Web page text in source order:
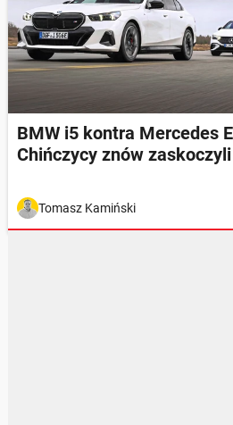
BMW i5 kontra Mercedes
Chińczycy znów zaskoczyli
Tomasz Kamiński